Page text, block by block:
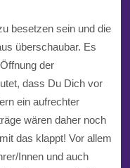
besetzen sein und die
überschaubar. Es
der
dass Du Dich vor
ein aufrechter
wären daher noch
das klappt! Vor allem
Innen und auch